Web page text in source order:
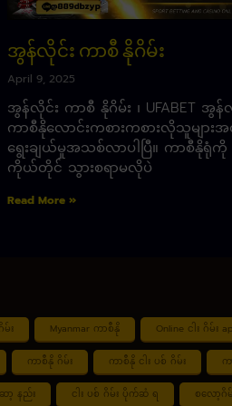
အွန်လိုင်း ကာစီ နိုဂိမ်း
April 9, 2025
အွန်လိုင်း ကာစီ နိုဂိမ်း ၊ UFABET အွန်
ကာစီနိုလောင်းကစားကစားလိုသူမျာ
ရွေးချယ်မှုအသစ်လာပါပြီ။ ကာစီနိုရုံ
ကိုယ်တိုင် သွားစရာမလိုပဲ
Read More »
မ်း Myanmar ကာစီနို Online ငါး ဂိမ်း
ကာစီနို ဂိမ်း ကာစီနို ငါး ပစ် ဂိမ်း က
ော့ နည်း ငါး ပစ် ဂိမ်း ပိုက်ဆံ ရ စလော့ဂိ